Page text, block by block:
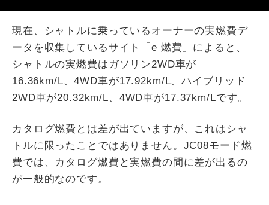
現在、シャトルに乗っているオーナーの実燃費デ
ータを収集しているサイト「e 燃費」によると、
シャトルの実燃費はガソリン2WD車が
16.36km/L、4WD車が17.92km/L、ハイブリッド
2WD車が20.32km/L、4WD車が17.37km/Lです。
カタログ燃費とは差が出ていますが、これはシャ
トルに限ったことではありません。JC08モード燃
費では、カタログ燃費と実燃費の間に差が出るの
が一般的なのです。